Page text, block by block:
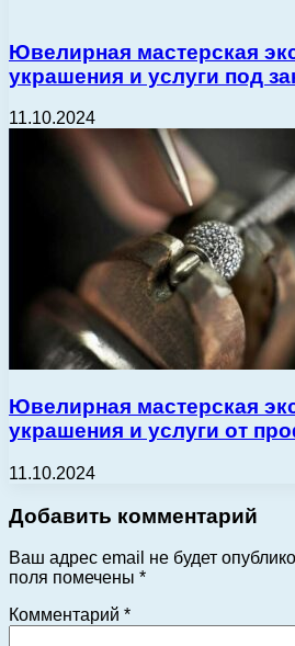
Ювелирная мастерская
украшения и услуги под
11.10.2024
Ювелирная мастерская
украшения и услуги от
11.10.2024
Добавить комментарий
Ваш адрес email не будет
поля помечены *
Комментарий *